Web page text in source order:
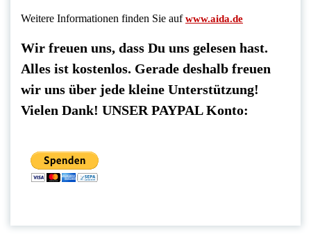
Weitere Informationen finden Sie aufwww.aida.de
Wir freuen uns, dass Du uns gelesen hast.
Alles ist kostenlos. Gerade deshalb freuen
wir uns über jede kleine Unterstützung!
Vielen Dank! UNSER PAYPAL Konto: